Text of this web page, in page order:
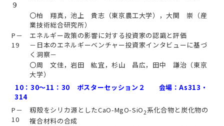
９
〇柏 翔真，池上 貴志（東京農工大学），大関 崇（産
業技術総合研究所）
P－
19
エネルギー政策の影響に対する投資家の認識と評価
－日本のエネルギーベンチャー投資家インタビューに基づ
く洞察－
〇周 文佳，岩田 紘宜，杉山 昌広，田中 謙治（東京
大学）
10：30～11：30 ポスターセッション２ 会場：As313・
314
P－
10
籾殻をシリカ源としたCaO-MgO-SiO2系化合物と炭化物の
複合材料の合成